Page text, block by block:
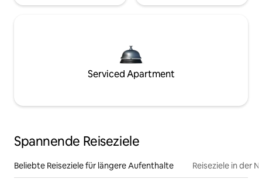
Serviced Apartment
Spannende Reiseziele
Beliebte Reiseziele für längere Aufenthalte Reiseziele in der